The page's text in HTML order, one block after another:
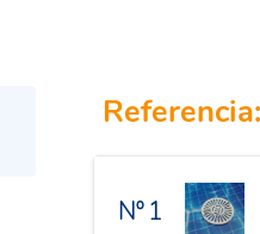
Referencia:
Nº 1